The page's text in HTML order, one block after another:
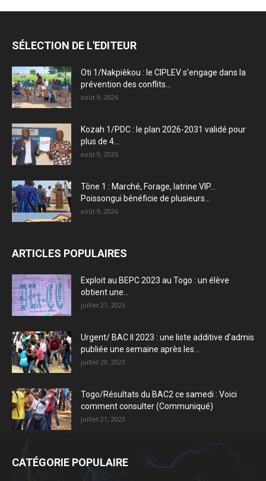
SÉLECTION DE L'EDITEUR
Oti 1/Nakpièkou : le CIPLEV s’engage dans la
prévention des conflits...
août 9, 2026
Kozah 1/PDC : le plan 2026-2031 validé pour
plus de 4...
août 9, 2026
Tône 1 : Marché, Forage, latrine VIP…
Poissongui bénéficie de plusieurs...
août 9, 2026
ARTICLES POPULAIRES
Exploit au BEPC 2023 au Togo : un élève
obtient une...
juillet 21, 2023
Urgent/ BAC II 2023 : une liste additive d’admis
publiée une semaine après les...
juillet 29, 2023
Togo/Résultats du BAC2 ce samedi : Voici
comment consulter (Communiqué)
juillet 21, 2023
CATÉGORIE POPULAIRE